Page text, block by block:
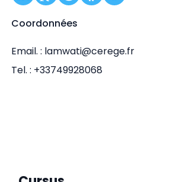
Coordonnées
Email. : lamwati@cerege.fr
Tel. : +33749928068